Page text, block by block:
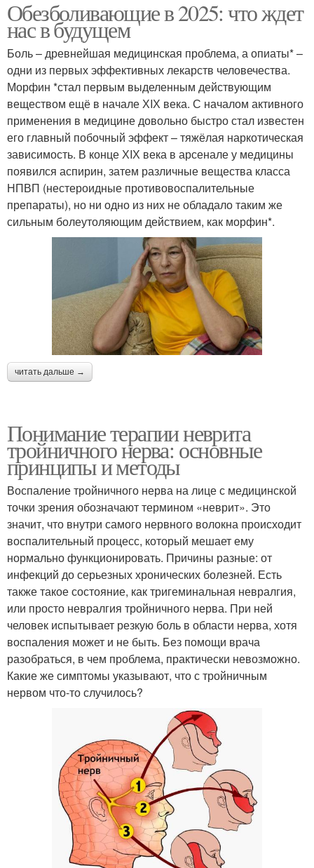
Обезболивающие в 2025: что ждет
нас в будущем
Боль – древнейшая медицинская проблема, а опиаты* –
одни из первых эффективных лекарств человечества.
Морфин *стал первым выделенным действующим
веществом ещё в начале ХIХ века. С началом активного
применения в медицине довольно быстро стал известен
его главный побочный эффект – тяжёлая наркотическая
зависимость. В конце ХIХ века в арсенале у медицины
появился аспирин, затем различные вещества класса
НПВП (нестероидные противовоспалительные
препараты), но ни одно из них не обладало таким же
сильным болеутоляющим действием, как морфин*.
читать дальше →
Понимание терапии неврита
тройничного нерва: основные
принципы и методы
Воспаление тройничного нерва на лице с медицинской
точки зрения обозначают термином «неврит». Это
значит, что внутри самого нервного волокна происходит
воспалительный процесс, который мешает ему
нормально функционировать. Причины разные: от
инфекций до серьезных хронических болезней. Есть
также такое состояние, как тригеминальная невралгия,
или просто невралгия тройничного нерва. При ней
человек испытывает резкую боль в области нерва, хотя
воспаления может и не быть. Без помощи врача
разобраться, в чем проблема, практически невозможно.
Какие же симптомы указывают, что с тройничным
нервом что-то случилось?